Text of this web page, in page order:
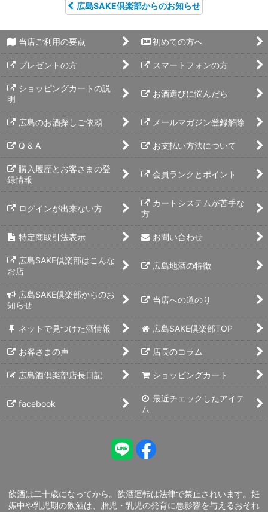
広島SAKE倶楽部からのお知らせ
当店ご利用の要点 初めての方へ
プレゼントの方 スマートフォンの方
ショッピングカートの説
明
お酒選びに悩んだら
広島のお酒探しご依頼 メールマガジン登録解除
Q & A お支払い方法について
購入履歴とお客さまの登
録情報
会員ランクとポイント
ログインが出来ない方
カートシステムが苦手な
方
特定商取引法表示 お問い合わせ
広島SAKE倶楽部はこんな
お店
広島地酒の特徴
広島SAKE倶楽部からのお
知らせ
当店への道のり
ネットで見つけた酒情報 広島SAKE倶楽部TOP
お客さまの声 店長のコラム
広島酒倶楽部店長日記 ショッピングカート
facebook
最近チェックしたアイテ
ム
飲酒は二十歳になってから。飲酒運転は法律で禁止されいます。妊
娠中や乳児期の飲酒は、胎児・乳児の発育に悪影響を与えるおそれ